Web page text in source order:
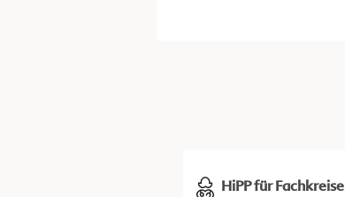
HiPP für Fachkreise